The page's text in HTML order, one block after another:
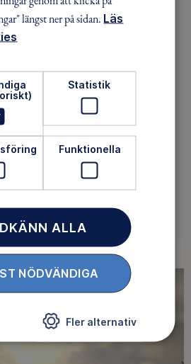
skid- och
på Facebook
längst ner på sidan. Läs
Statistik
Funktionella
ALLA
NÖDVÄNDIGA
Fler alternativ